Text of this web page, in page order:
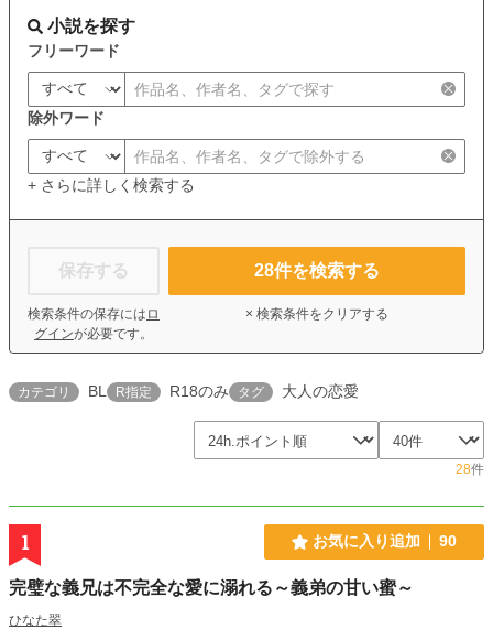
小説を探す
フリーワード
除外ワード
+ さらに詳しく検索する
保存する
検索条件の保存には ロ
グインが必要です。
28件を検索する
× 検索条件をクリアする
カテゴリ BL R指定 R18のみ タグ 大人の恋愛
28件
1 お気に入り追加 90
完璧な義兄は不完全な愛に溺れる～義弟の甘い蜜～
ひなた翠